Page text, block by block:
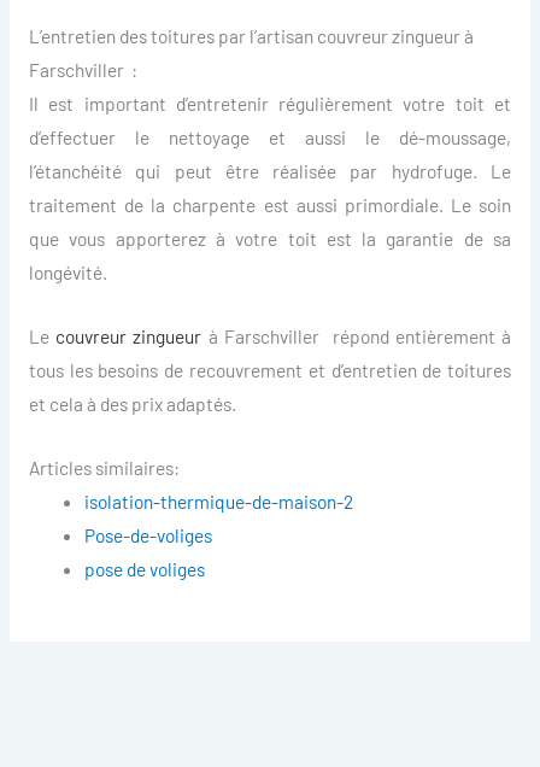
L’entretien des toitures par l’artisan couvreur zingueur à
Farschviller :
Il est important d’entretenir régulièrement votre toit et
d’effectuer le nettoyage et aussi le dé-moussage,
l’étanchéité qui peut être réalisée par hydrofuge. Le
traitement de la charpente est aussi primordiale. Le soin
que vous apporterez à votre toit est la garantie de sa
longévité.
Le couvreur zingueur à Farschviller répond entièrement à
tous les besoins de recouvrement et d’entretien de toitures
et cela à des prix adaptés.
Articles similaires:
isolation-thermique-de-maison-2
Pose-de-voliges
pose de voliges